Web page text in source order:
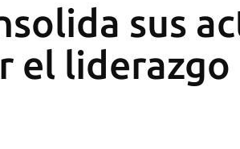
sus
el liderazgo